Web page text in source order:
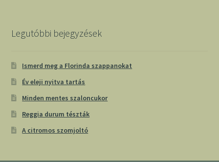
Legutóbbi bejegyzések
Ismerd meg a Florinda szappanokat
Év eleji nyitva tartás
Minden mentes szaloncukor
Reggia durum tészták
A citromos szomjoltó